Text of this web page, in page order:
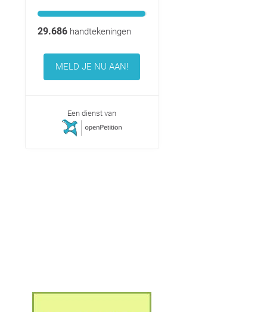
29.686handtekeningen
MELD JE NU AAN!
Een dienst van